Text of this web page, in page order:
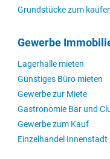
Grundstücke zum
Gewerbe
Lagerhalle mieten
Günstiges Büro mieten
Gewerbe zur Miete
Gastronomie Bar und
Gewerbe zum Kauf
Einzelhandel Innenstadt